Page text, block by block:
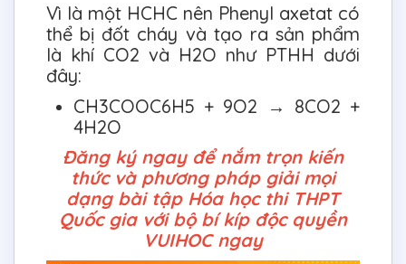
Vì là một HCHC nên Phenyl axetat có
thể bị đốt cháy và tạo ra sản phẩm
là khí CO2 và H2O như PTHH dưới
đây:
CH3COOC6H5 + 9O2 → 8CO2 +
4H2O
Đăng ký ngay để nắm trọn kiến
thức và phương pháp giải mọi
dạng bài tập Hóa học thi THPT
Quốc gia với bộ bí kíp độc quyền
VUIHOC ngay